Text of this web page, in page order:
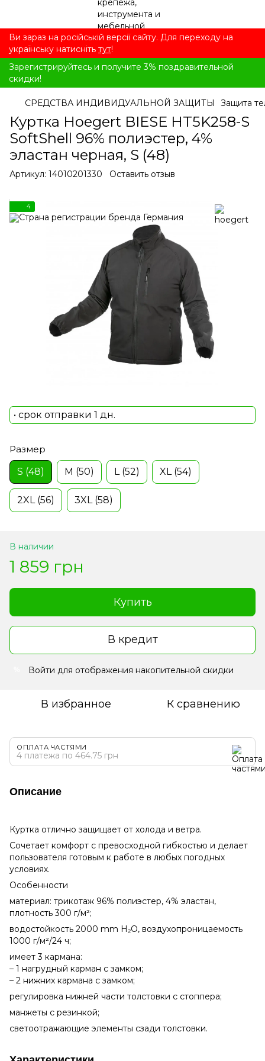
Ви зараз на російській версії сайту. Для переходу на
українську натисніть тут!
Зарегистрируйтесь и получите 3% поздравительной
скидки!
СРЕДСТВА ИНДИВИДУАЛЬНОЙ ЗАЩИТЫ Защита
Куртка Hoegert BIESE HT5K258-S
SoftShell 96% полиэстер, 4%
эластан черная, S (48)
Артикул: 14010201330 Оставить отзыв
4
• срок отправки 1 дн.
Размер
S (48)
M (50) L (52) XL (54)
2XL (56) 3XL (58)
В наличии
1 859 грн
Купить
В кредит
Войти для отображения накопительной скидки
В избранное К сравнению
ОПЛАТА ЧАСТЯМИ
4 платежа по 464.75 грн
Описание
Куртка отлично защищает от холода и ветра.
Сочетает комфорт с превосходной гибкостью и делает
пользователя готовым к работе в любых погодных
условиях.
Особенности
материал: трикотаж 96% полиэстер, 4% эластан,
плотность 300 г/м²;
водостойкость 2000 mm H₂O, воздухопроницаемость
1000 г/м²/24 ч;
имеет 3 кармана:
– 1 нагрудный карман с замком;
– 2 нижних кармана с замком;
регулировка нижней части толстовки с стоппера;
манжеты с резинкой;
светоотражающие элементы сзади толстовки.